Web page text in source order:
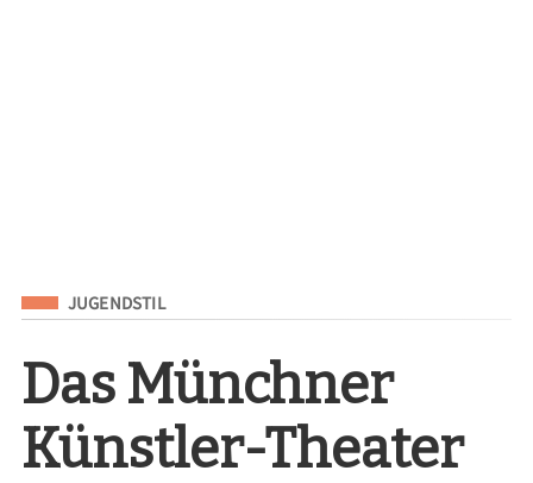
Eingeordnet unter
JUGENDSTIL
Das Münchner
Künstler-Theater